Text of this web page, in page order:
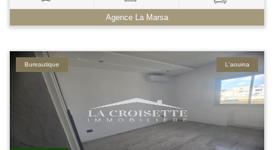
Agence La Marsa
L'aouina
Bureautique